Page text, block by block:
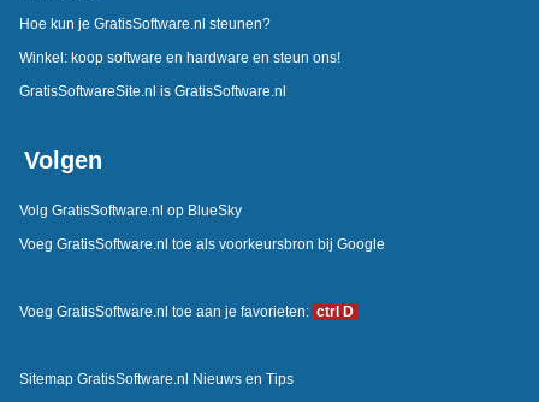
Hoe kun je GratisSoftware.nl steunen?
Winkel: koop software en hardware en steun ons!
GratisSoftwareSite.nl is GratisSoftware.nl
Volgen
Volg GratisSoftware.nl op BlueSky
Voeg GratisSoftware.nl toe als voorkeursbron bij Google
Voeg GratisSoftware.nl toe aan je favorieten: ctrl D
Sitemap GratisSoftware.nl Nieuws en Tips